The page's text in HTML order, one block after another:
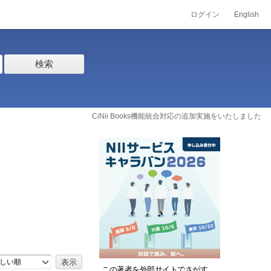
ログイン English
検索
CiNii Books機能統合対応の追加実施をいたしました
い順